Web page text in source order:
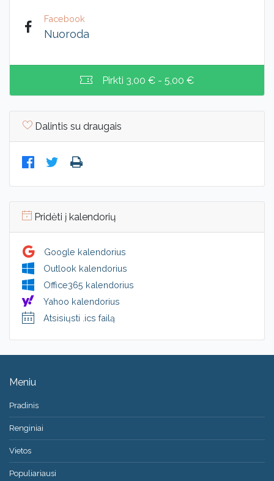
Facebook
Nuoroda
Pirkti 3,00 € - 5,00 €
Dalintis su draugais
Pridėti į kalendorių
Google kalendorius
Outlook kalendorius
Office365 kalendorius
Yahoo kalendorius
Atsisiųsti .ics failą
Meniu
Pradinis
Renginiai
Vietos
Populiariausi